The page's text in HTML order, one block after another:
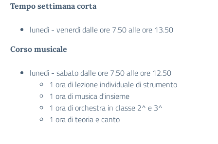
Tempo settimana corta
lunedì - venerdì dalle ore 7.50 alle ore 13.50
Corso musicale
lunedì - sabato dalle ore 7.50 alle ore 12.50
1 ora di lezione individuale di strumento
1 ora di musica d'insieme
1 ora di orchestra in classe 2^ e 3^
1 ora di teoria e canto